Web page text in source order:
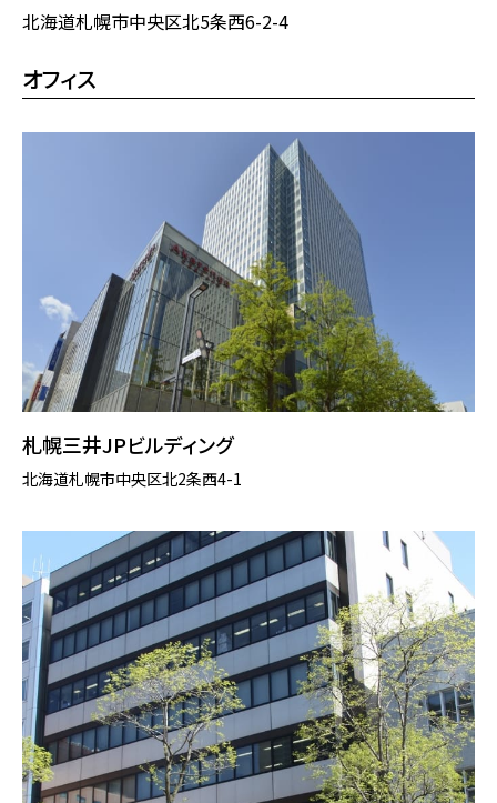
北海道札幌市中央区北5条西6-2-4
オフィス
札幌三井JPビルディング
北海道札幌市中央区北2条西4-1